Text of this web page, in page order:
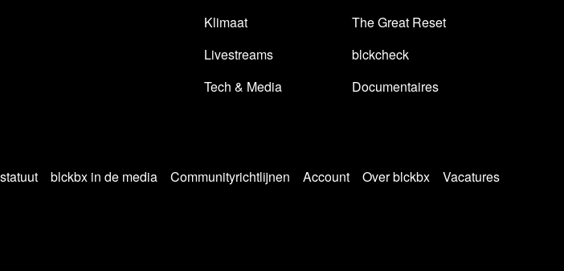
Klimaat
Livestreams
Tech & Media
The Great Reset
blckcheck
Documentaires
blckbx in de media Communityrichtlijnen Account Over blckbx Vacatures